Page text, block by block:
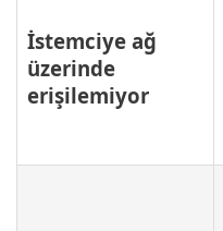
İstemciye ağ
üzerinde
erişilemiyor